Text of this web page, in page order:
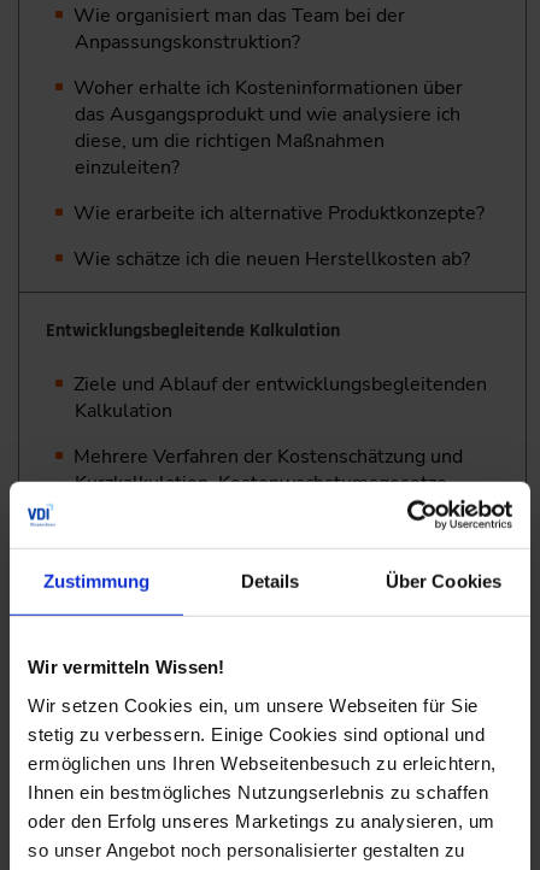
Zustimmung Details Über Cookies
Wir vermitteln Wissen!
Wir setzen Cookies ein, um unsere Webseiten für Sie
stetig zu verbessern. Einige Cookies sind optional und
ermöglichen uns Ihren Webseitenbesuch zu erleichtern,
Ihnen ein bestmögliches Nutzungserlebnis zu schaffen
oder den Erfolg unseres Marketings zu analysieren, um
so unser Angebot noch personalisierter gestalten zu
Wie organisiert man das Team bei der
Anpassungskonstruktion?
Woher erhalte ich Kosteninformationen über
das Ausgangsprodukt und wie analysiere ich
diese, um die ­richtigen Maßnahmen
einzuleiten?
Wie erarbeite ich alternative Produktkonzepte?
Wie schätze ich die neuen Herstellkosten ab?
Entwicklungsbegleitende Kalkulation
Ziele und Ablauf der entwicklungsbegleitenden
Kalkulation
Mehrere Verfahren der Kostenschätzung und
Kurzkalkulation, Kostenwachstumsgesetze
Kostenschätzungen
Hinweise zur Vereinfachung von
Genauigkeit
Detailliertes Rechenbeispiel für
unterschiedliche Fertigungs-
verfahren mit Arbeitsplan
Vorstellung des Kostenschätz-Tools CoCoS
Kostenschätzung in Elektrotechnik und